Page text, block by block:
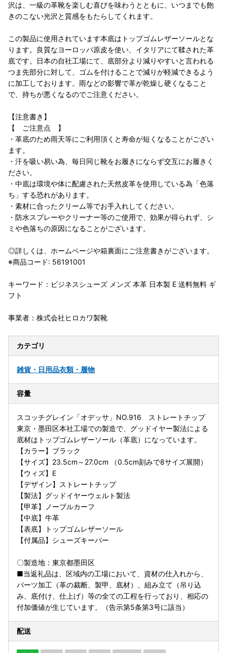
沢は、一級の革靴を楽しむ喜びを味わうとともに、いつまでも飽
きのこない光沢と質感をもたらしてくれます。
この製品に使用されています本底はトップゴムレザーソールとな
ります。良質なヨーロッパ原皮を使い、イタリアにて鞣された革
底です。日本の自社工場にて、底部分より減りやすいと言われる
つま先部分に対して、ゴムを付けることで減りが軽減できるよう
に加工しております。雨などの影響で革が乾燥し硬くなること
で、持ちが悪くなるのでご注意ください。
【注意書き】
【 ご注意点 】
・革底のため雨天等にご利用頂くと寿命が短くなることがござい
ます。
・汗を吸い易い為、毎日同じ靴をお履きにならず交互にお履きく
ださい。
・中底は環境や体に配慮された天然皮革を使用している為「色落
ち」する恐れがあります。
・素材に合ったクリーム等でお手入れしてください。
・防水スプレーやクリーナー等のご使用で、効果が得られず、シ
ミや色落ちの原因になることがございます。
◎詳しくは、ホームページや箱裏面にご注意書きがございます。
※商品コード: 56191001
キーワード：ビジネスシューズ メンズ 本革 日本製 E 送料無料 ギ
フト
事業者：株式会社ヒロカワ製靴
カテゴリ
雑貨・日用品衣類・履物
容量
スコッチグレイン「オデッサ」NO.916 ストレートチップ
東京・墨田区本社工場での製造で、グッドイヤー製法による
底材はトップゴムレザーソール（革底）になっています。
【カラー】ブラック
【サイズ】23.5cm～27.0cm （0.5cm刻みで8サイズ展開）
【ウィズ】E
【デザイン】ストレートチップ
【製法】グッドイヤーウェルト製法
【甲革】ノーブルカーフ
【中底】牛革
【表底】トップゴムレザーソール
【付属品】シューズキーパー
〇製造地：東京都墨田区
■当返礼品は、区域内の工場において、資材の仕入れから、
パーツ加工（革の裁断、製甲、底材）、組み立て（吊り込
み、底付け、仕上げ）等の全ての工程を行っており、相応の
付加価値が生じています。（告示第5条第3号に該当）
配送